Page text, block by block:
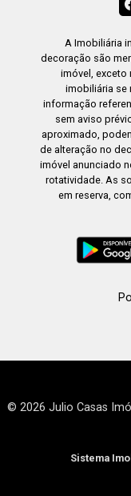
A Imobiliária
decoração são
imóvel,
imobiliária se
informação
sem aviso
aproximado,
de alteração no
imóvel anunciado
rotatividade. As
em reserva,
© 2026 Julio Casas
Sistema